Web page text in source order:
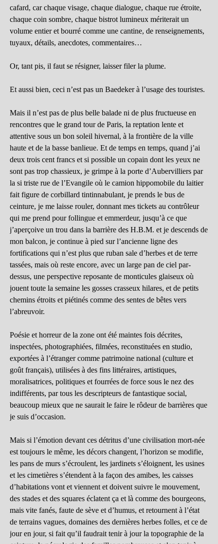
cafard, car chaque visage, chaque dialogue, chaque rue étroite,
chaque coin sombre, chaque bistrot lumineux mériterait un
volume entier et bourré comme une cantine, de renseignements,
tuyaux, détails, anecdotes, commentaires…
Or, tant pis, il faut se résigner, laisser filer la plume.
Et aussi bien, ceci n’est pas un Baedeker à l’usage des touristes.
Mais il n’est pas de plus belle balade ni de plus fructueuse en
rencontres que le grand tour de Paris, la reptation lente et
attentive sous un bon soleil hivernal, à la frontière de la ville
haute et de la basse banlieue. Et de temps en temps, quand j’ai
deux trois cent francs et si possible un copain dont les yeux ne
sont pas trop chassieux, je grimpe à la porte d’Aubervilliers par
la si triste rue de l’Evangile où le camion hippomobile du laitier
fait figure de corbillard tintinnabulant, je prends le bus de
ceinture, je me laisse rouler, donnant mes tickets au contrôleur
qui me prend pour follingue et emmerdeur, jusqu’à ce que
j’aperçoive un trou dans la barrière des H.B.M. et je descends de
mon balcon, je continue à pied sur l’ancienne ligne des
fortifications qui n’est plus que ruban sale d’herbes et de terre
tassées, mais où reste encore, avec un large pan de ciel par-
dessus, une perspective reposante de monticules glaiseux où
jouent toute la semaine les gosses crasseux hilares, et de petits
chemins étroits et piétinés comme des sentes de bêtes vers
l’abreuvoir.
Poésie et horreur de la zone ont été maintes fois décrites,
inspectées, photographiées, filmées, reconstituées en studio,
exportées à l’étranger comme patrimoine national (culture et
goût français), utilisées à des fins littéraires, artistiques,
moralisatrices, politiques et fourrées de force sous le nez des
indifférents, par tous les descripteurs de fantastique social,
beaucoup mieux que ne saurait le faire le rôdeur de barrières que
je suis d’occasion.
Mais si l’émotion devant ces détritus d’une civilisation mort-née
est toujours le même, les décors changent, l’horizon se modifie,
les pans de murs s’écroulent, les jardinets s’éloignent, les usines
et les cimetières s’étendent à la façon des amibes, les caisses
d’habitations vont et viennent et doivent suivre le mouvement,
des stades et des squares éclatent ça et là comme des bourgeons,
mais vite fanés, faute de sève et d’humus, et retournent à l’état
de terrains vagues, domaines des dernières herbes folles, et ce de
jour en jour, si fait qu’il faudrait tenir à jour la topographie de la